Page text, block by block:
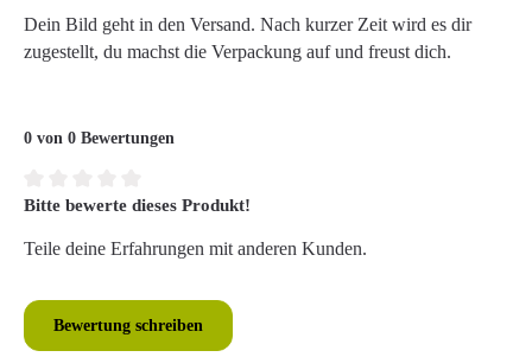
Dein Bild geht in den Versand. Nach kurzer Zeit wird es dir
zugestellt, du machst die Verpackung auf und freust dich.
0 von 0 Bewertungen
Durchschnittliche Bewertung von 0 von 5 Sternen
Bitte bewerte dieses Produkt!
Teile deine Erfahrungen mit anderen Kunden.
Bewertung schreiben